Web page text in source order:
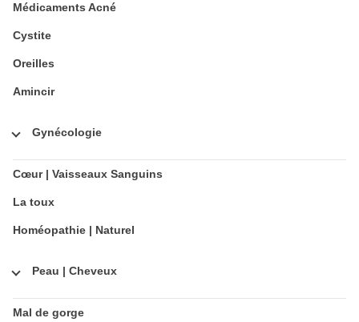
Médicaments Acné
Cystite
Oreilles
Amincir
Gynécologie
Cœur | Vaisseaux Sanguins
La toux
Homéopathie | Naturel
Peau | Cheveux
Mal de gorge